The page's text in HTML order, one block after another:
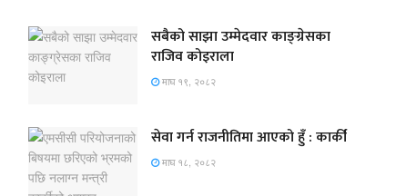
सबैको साझा उम्मेदवार काङ्ग्रेसका
राजिव कोइराला
माघ १९, २०८२
सेवा गर्न राजनीतिमा आएको हुँ : कार्की
माघ १८, २०८२